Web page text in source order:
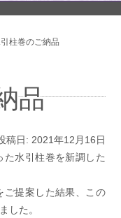
柱巻のご納品
品
稿日: 2021年12月16日
水引柱巻を新調した
ご提案した結果、この
した。